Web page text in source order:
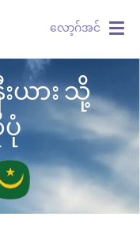
လော့ဂ်အင်
းယား သို့
ပုံ